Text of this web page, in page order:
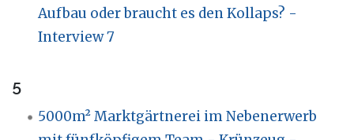
Aufbau oder braucht es den Kollaps? -
Interview 7
5
5000m² Marktgärtnerei im Nebenerwerb